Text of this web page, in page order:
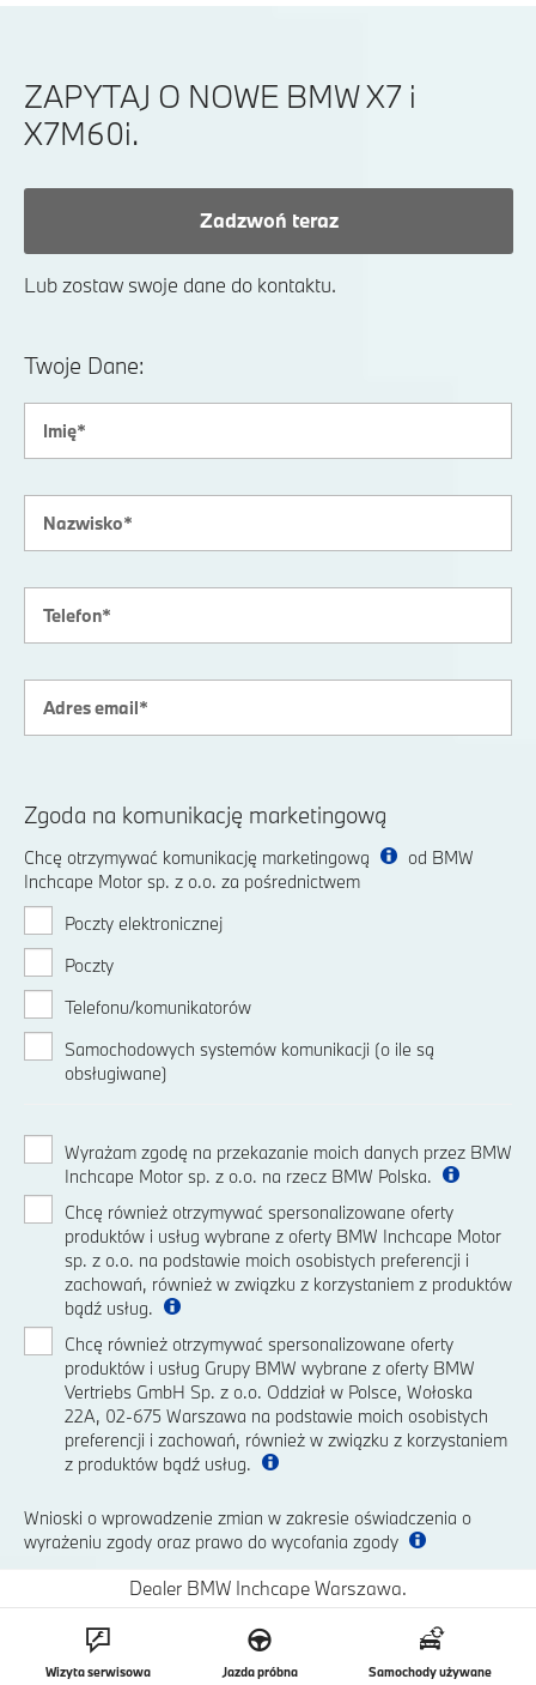
ZAPYTAJ O NOWE BMW X7 i
X7M60i.
Zadzwoń teraz
Lub zostaw swoje dane do kontaktu.
Twoje Dane:
Zgoda na komunikację marketingową
Chcę otrzymywać komunikację marketingową
od BMW
Inchcape Motor sp. z o.o. za pośrednictwem
Poczty elektronicznej
Poczty
Telefonu/komunikatorów
Samochodowych systemów komunikacji (o ile są
obsługiwane)
Wyrażam zgodę na przekazanie moich danych przez BMW
Inchcape Motor sp. z o.o. na rzecz BMW Polska.
Chcę również otrzymywać spersonalizowane oferty
produktów i usług wybrane z oferty BMW Inchcape Motor
sp. z o.o. na podstawie moich osobistych preferencji i
zachowań, również w związku z korzystaniem z produktów
bądź usług.
Chcę również otrzymywać spersonalizowane oferty
produktów i usług Grupy BMW wybrane z oferty BMW
Vertriebs GmbH Sp. z o.o. Oddział w Polsce, Wołoska
22A, 02-675 Warszawa na podstawie moich osobistych
preferencji i zachowań, również w związku z korzystaniem
z produktów bądź usług.
Wnioski o wprowadzenie zmian w zakresie oświadczenia o
wyrażeniu zgody oraz prawo do wycofania zgody
Dealer BMW Inchcape Warszawa.
Wizyta serwisowa Jazda próbna Samochody używane